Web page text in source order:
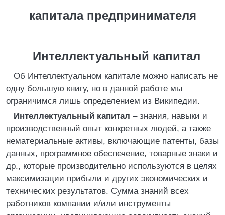
капитала предпринимателя
Интеллектуальный капитал
Об Интеллектуальном капитале можно написать не
одну большую книгу, но в данной работе мы
ограничимся лишь определением из Википедии.
Интеллектуальный капитал – знания, навыки и
производственный опыт конкретных людей, а также
нематериальные активы, включающие патенты, базы
данных, программное обеспечение, товарные знаки и
др., которые производительно используются в целях
максимизации прибыли и других экономических и
технических результатов. Сумма знаний всех
работников компании и/или инструменты